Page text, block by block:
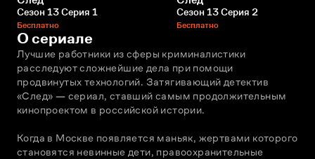
Сезон 13 Серия 1
Бесплатно
Сезон 13 Серия 2
Бесплатно
О сериале
Лучшие работники из сферы криминалистики
расследуют сложнейшие дела при помощи
продвинутых технологий. Затягивающий детектив
«След» — сериал, ставший самым продолжительным
кинопроектом в российской истории.
Когда в Москве появляется маньяк, жертвами которого
становятся невинные дети, правоохранительные